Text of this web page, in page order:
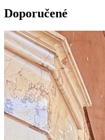
Doporučené